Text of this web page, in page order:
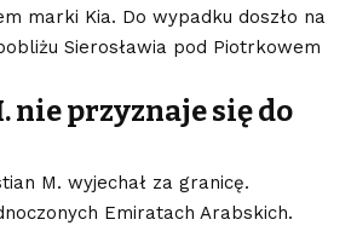
marki Kia. Do wypadku doszło na
Sierosławia pod Piotrkowem
nie przyznaje się do
M. wyjechał za granicę.
Emiratach Arabskich.